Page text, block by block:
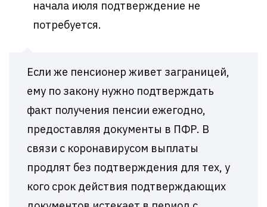
начала июля подтверждение не
потребуется.
Если же пенсионер живет заграницей,
ему по закону нужно подтверждать
факт получения пенсии ежегодно,
предоставляя документы в ПФР. В
связи с коронавирусом выплаты
продлят без подтверждения для тех, у
кого срок действия подтверждающих